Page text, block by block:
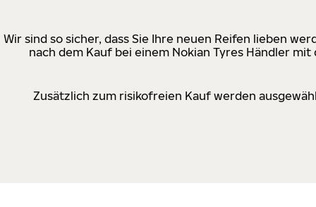
Wir sind so sicher, dass Sie Ihre neuen Reifen lieben
nach dem Kauf bei einem Nokian Tyres Händler
Zusätzlich zum risikofreien Kauf werden